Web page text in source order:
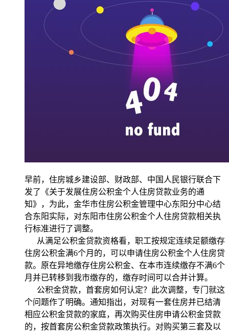
早前，住房城乡建设部、财政部、中国人民银行联合下
发了《关于发展住房公积金个人住房贷款业务的通
知》，为此，金华市住房公积金管理中心东阳分中心结
合东阳实际，对东阳市住房公积金个人住房贷款相关执
行标准进行了调整。
从满足公积金贷款资格看，职工按规定连续足额缴存
住房公积金满6个月的，可以申请住房公积金个人住房贷
款。原在异地缴存住房公积金、在本市连续缴存不满6个
月并已转移到我市缴存的，缴存时间可以合并计算。
公积金贷款，首套房如何认定？此次调整，专门就这
个问题作了明确。通知指出，对现有一套住房并已结清
相应公积金贷款的家庭，再次购买住房申请公积金贷款
的，按首套房公积金贷款政策执行。对购买第三套及以